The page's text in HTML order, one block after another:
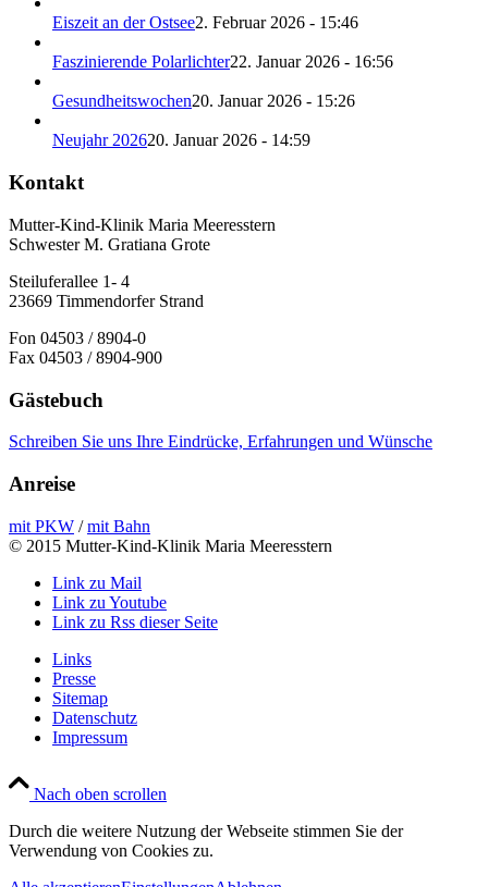
Eiszeit an der Ostsee2. Februar 2026 - 15:46
Faszinierende Polarlichter22. Januar 2026 - 16:56
Gesundheitswochen20. Januar 2026 - 15:26
Neujahr 202620. Januar 2026 - 14:59
Kontakt
Mutter-Kind-Klinik Maria Meeresstern
Schwester M. Gratiana Grote
Steiluferallee 1- 4
23669 Timmendorfer Strand
Fon 04503 / 8904-0
Fax 04503 / 8904-900
Gästebuch
Schreiben Sie uns Ihre Eindrücke, Erfahrungen und Wünsche
Anreise
mit PKW /mit Bahn
© 2015 Mutter-Kind-Klinik Maria Meeresstern
Link zu Mail
Link zu Youtube
Link zu Rss dieser Seite
Links
Presse
Sitemap
Datenschutz
Impressum
Nach oben scrollen
Durch die weitere Nutzung der Webseite stimmen Sie der
Verwendung von Cookies zu.